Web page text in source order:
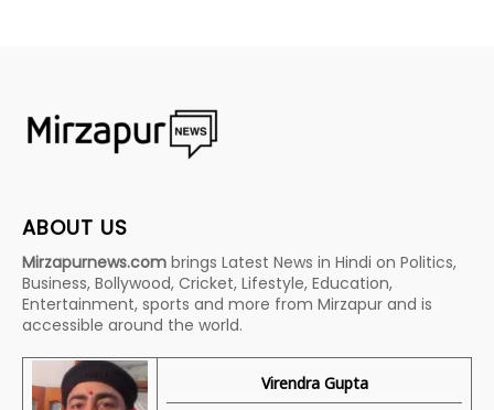
ABOUT US
Mirzapurnews.com brings Latest News in Hindi on Politics,
Business, Bollywood, Cricket, Lifestyle, Education,
Entertainment, sports and more from Mirzapur and is
accessible around the world.
Virendra Gupta